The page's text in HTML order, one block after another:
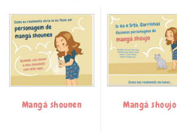
Mangá shounen Mangá shoujo